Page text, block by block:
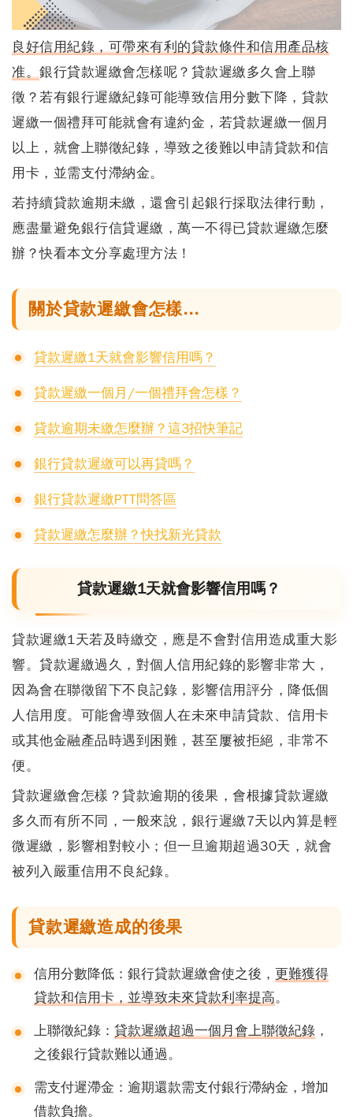
良好信用紀錄，可帶來有利的貸款條件和信用產品核
准。 銀行貸款遲繳會怎樣呢？貸款遲繳多久會上聯
徵？若有銀行遲繳紀錄可能導致信用分數下降，貸款
遲繳一個禮拜可能就會有違約金， 若貸款遲繳一個月
以上，就會上聯徵紀錄，導致之後難以申請貸款和信
用卡，並需支付滯納金。
若持續貸款逾期未繳，還會引起銀行採取法律行動，
應盡量避免銀行信貸遲繳，萬一不得已貸款遲繳怎麼
辦？快看本文分享處理方法！
關於貸款遲繳會怎樣...
貸款遲繳1天就會影響信用嗎？
貸款遲繳一個月/一個禮拜會怎樣？
貸款逾期未繳怎麼辦？這3招快筆記
銀行貸款遲繳可以再貸嗎？
銀行貸款遲繳PTT問答區
貸款遲繳怎麼辦？快找新光貸款
貸款遲繳1天就會影響信用嗎？
貸款遲繳1天若及時繳交，應是不會對信用造成重大影
響。 貸款遲繳過久，對個人信用紀錄的影響非常大，
因為會在聯徵留下不良記錄，影響信用評分，降低個
人信用度。可能會導致個人在未來申請貸款、信用卡
或其他金融產品時遇到困難，甚至屢被拒絕，非常不
便。
貸款遲繳會怎樣？貸款逾期的後果，會根據貸款遲繳
多久而有所不同， 一般來說，銀行遲繳7天以內算是輕
微遲繳，影響相對較小 ；但一旦逾期超過30天，就會
被列入嚴重信用不良紀錄。
貸款遲繳造成的後果
信用分數降低 ：銀行貸款遲繳會使之後， 更難獲得
貸款和信用卡，並導致未來貸款利率提高。
上聯徵紀錄 ： 貸款遲繳超過一個月會上聯徵紀錄 ，
之後銀行貸款難以通過。
需支付遲滯金 ：逾期還款需支付銀行滯納金，增加
借款負擔。